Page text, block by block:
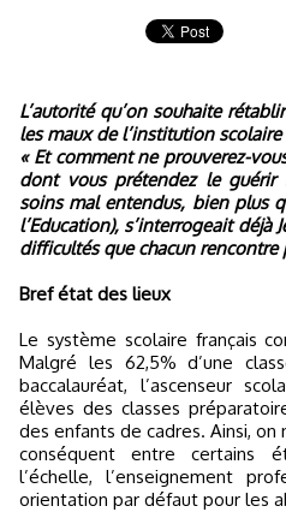
L’autorité qu’on souhaite rétablir serait-elle la réponse à tous
les maux de l’institution scolaire
« Et comment ne prouverez-
dont vous prétendez le
soins mal entendus, bien plus
l’Education), s’interrogeait déjà
difficultés que chacun rencontre
Bref état des lieux
Le système scolaire français
Malgré les 62,5% d’une
baccalauréat, l’ascenseur
élèves des classes
des enfants de cadres. Ainsi,
conséquent entre certains
l’échelle, l’enseignement
orientation par défaut pour les